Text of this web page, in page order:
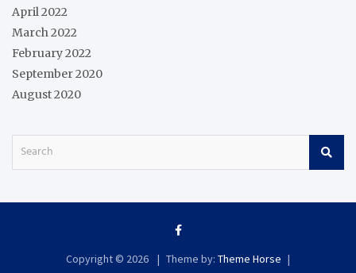
April 2022
March 2022
February 2022
September 2020
August 2020
Copyright © 2026
Theme by: Theme Horse